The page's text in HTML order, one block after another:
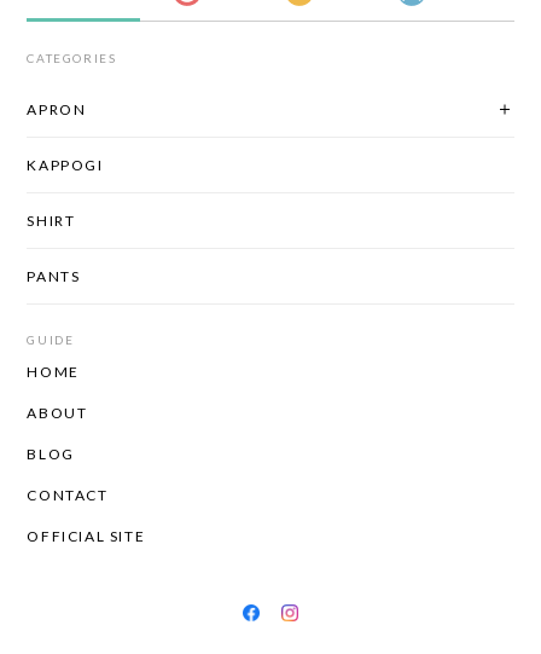
CATEGORIES
APRON
KAPPOGI
SHIRT
PANTS
GUIDE
HOME
ABOUT
BLOG
CONTACT
OFFICIAL SITE